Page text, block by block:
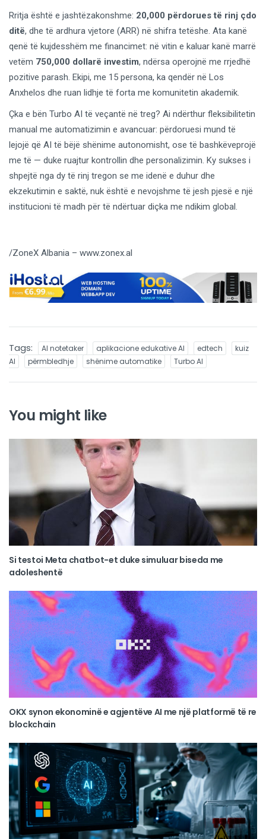
Rritja është e jashtëzakonshme: 20,000 përdorues të rinj çdo
ditë, dhe të ardhura vjetore (ARR) në shifra tetëshe. Ata kanë
qenë të kujdesshëm me financimet: në vitin e kaluar kanë marrë
vetëm 750,000 dollarë investim, ndërsa operojnë me rrjedhë
pozitive parash. Ekipi, me 15 persona, ka qendër në Los
Anxhelos dhe ruan lidhje të forta me komunitetin akademik.
Çka e bën Turbo AI të veçantë në treg? Ai ndërthur fleksibilitetin
manual me automatizimin e avancuar: përdoruesi mund të
lejojë që AI të bëjë shënime autonomisht, ose të bashkëveprojë
me të — duke ruajtur kontrollin dhe personalizimin. Ky sukses i
shpejtë nga dy të rinj tregon se me idenë e duhur dhe
ekzekutimin e saktë, nuk është e nevojshme të jesh pjesë e një
institucioni të madh për të ndërtuar diçka me ndikim global.
/ZoneX Albania – www.zonex.al
Tags: AI notetaker aplikacione edukative AI edtech
kuiz
AI
përmbledhje shënime automatike Turbo AI
You might like
Si testoi Meta chatbot-et duke simuluar biseda me
adoleshentë
OKX synon ekonominë e agjentëve AI me një platformë të re
blockchain